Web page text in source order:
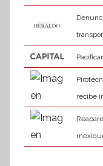
recibe